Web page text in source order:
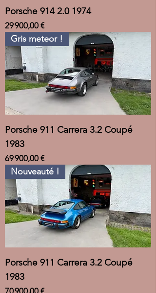
Porsche 914 2.0 1974
Prix
29 900,00 €
Gris meteor !
Porsche 911 Carrera 3.2 Coupé
1983
Prix
69 900,00 €
Nouveauté !
Porsche 911 Carrera 3.2 Coupé
1983
Prix
70 900,00 €